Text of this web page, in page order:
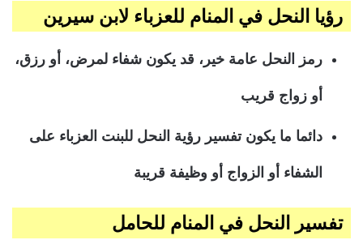
رؤيا النحل في المنام للعزباء لابن سيرين
رمز النحل عامة خير، قد يكون شفاء لمرض، أو رزق،
أو زواج قريب
دائما ما يكون تفسير رؤية النحل للبنت العزباء على
الشفاء أو الزواج أو وظيفة قريبة
تفسير النحل في المنام للحامل